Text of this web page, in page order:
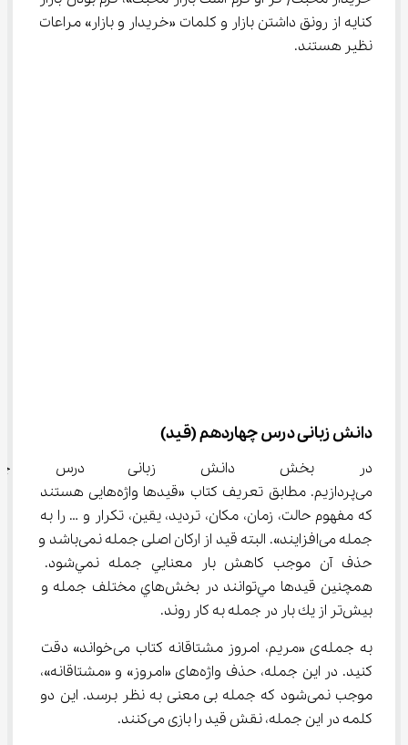
کنایه از رونق داشتن بازار و کلمات «خریدار و بازار» مراعات
نظیر هستند.
دانش زبانی درس چهاردهم (قید)
در بخش دانش زبانی درس
می‌پردازیم. مطابق تعریف کتاب «قیدها واژه‌هایی هستند
که مفهوم حالت، زمان، مکان، تردید، یقین، تکرار و … را به
جمله می‌افزایند». البته قید از ارکان اصلی جمله نمی‌باشد و
حذف آن موجب كاهش بار معنايي جمله نمي‌شود.
همچنين قيدها مي‌توانند در بخش‌هاي مختلف جمله و
بيش‌تر از يك بار در جمله به كار روند.
به جمله‌ی «مریم، امروز مشتاقانه کتاب می‌خواند» دقت
كنيد. در اين جمله، حذف واژه‌های «امروز» و «مشتاقانه»،
موجب نمی‌شود که جمله بی معنی به نظر برسد. این دو
کلمه در این جمله، نقش قید را بازی می‌کنند.